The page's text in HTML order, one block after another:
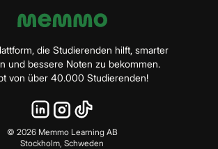
die Studierenden hilft, smarter
und bessere Noten zu bekommen.
von über 40.000 Studierenden!
© 2026Memmo Learning AB
Stockholm, Schweden